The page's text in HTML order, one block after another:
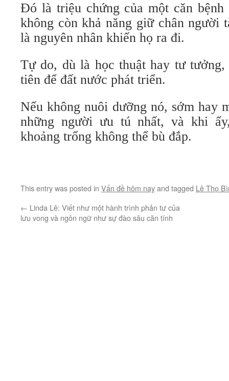
Đó là triệu chứng của một căn bệnh
không còn khả năng giữ chân người
là nguyên nhân khiến họ ra đi.
Tự do, dù là học thuật hay tư
tiên để đất nước phát triển.
Nếu không nuôi dưỡng nó, sớm hay
những người ưu tú nhất, và khi
khoảng trống không thể bù đắp.
This entry was posted in Vấn đề hôm nayand tagged Lê Thọ
← Linda Lê: Viết như một hành trình phản tư của
lưu vong và ngôn ngữ như sự đào sâu căn tính